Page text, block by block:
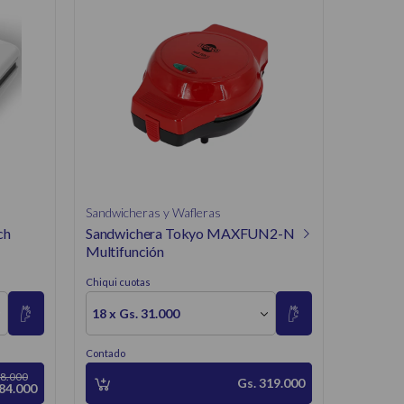
Sandwicheras y Wafleras
Sandwichera Tokyo MAXFUN2-N
Multifunción
Chiqui cuotas
18 x Gs. 31.000
Contado
Gs. 319.000